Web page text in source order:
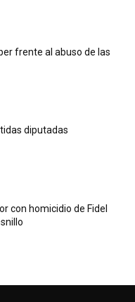
frente al abuso de las
diputadas
con homicidio de Fidel